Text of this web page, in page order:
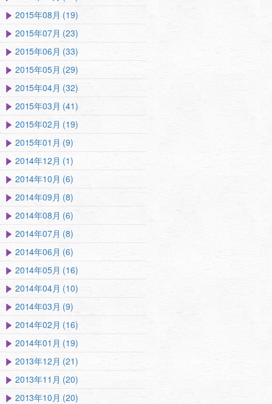
2015年08月 (19)
2015年07月 (23)
2015年06月 (33)
2015年05月 (29)
2015年04月 (32)
2015年03月 (41)
2015年02月 (19)
2015年01月 (9)
2014年12月 (1)
2014年10月 (6)
2014年09月 (8)
2014年08月 (6)
2014年07月 (8)
2014年06月 (6)
2014年05月 (16)
2014年04月 (10)
2014年03月 (9)
2014年02月 (16)
2014年01月 (19)
2013年12月 (21)
2013年11月 (20)
2013年10月 (20)